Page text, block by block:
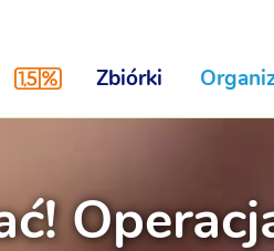
Zbiórki